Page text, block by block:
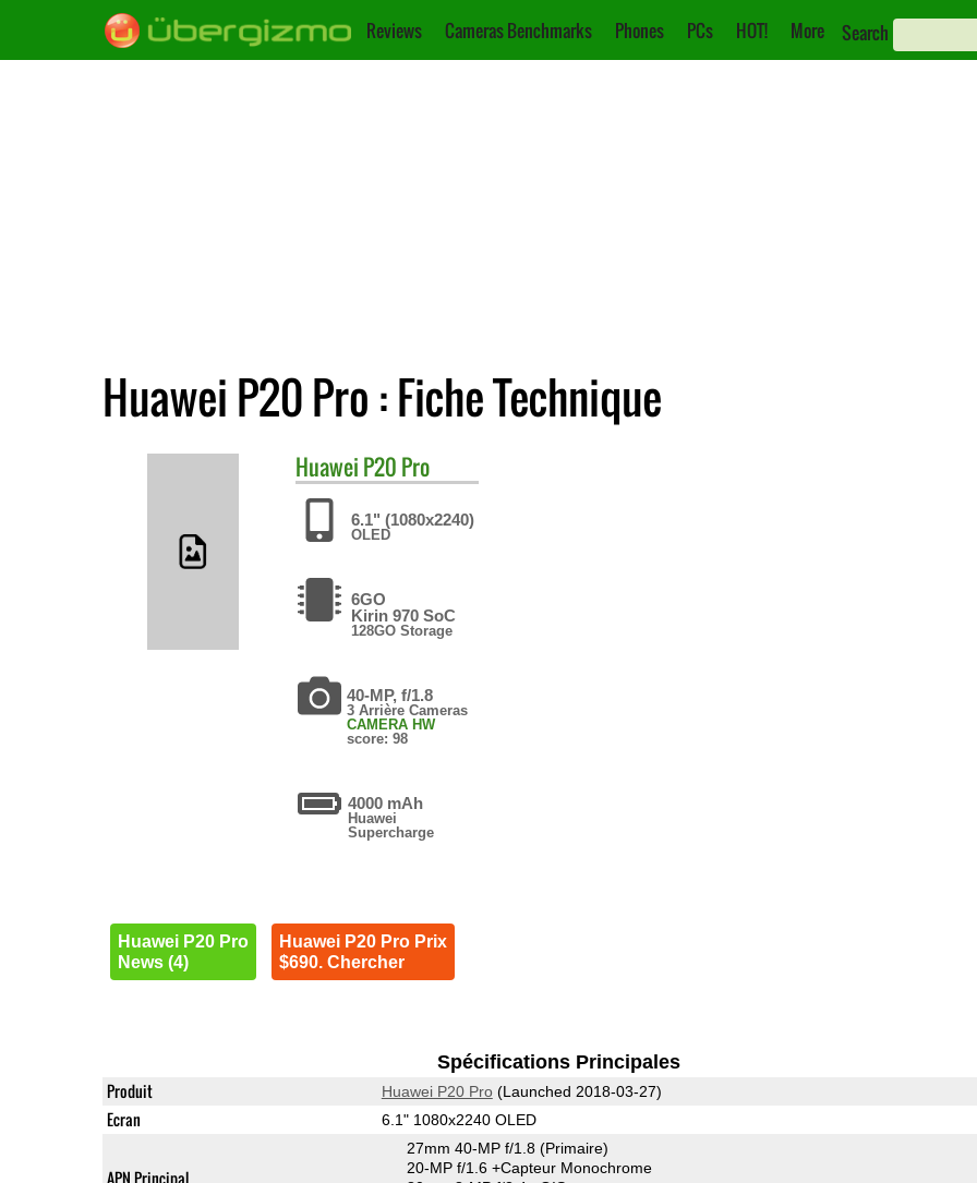
Reviews Cameras Benchmarks Phones PCs HOT! More Search
Huawei P20 Pro : Fiche Technique
Huawei P20 Pro
6.1" (1080x2240)
OLED
6GO
Kirin 970 SoC
128GO Storage
40-MP, f/1.8
3 Arrière Cameras
CAMERA HW
score: 98
4000 mAh
Huawei
Supercharge
Huawei P20 Pro
News (4)
Huawei P20 Pro Prix
$690. Chercher
Spécifications Principales
Produit Huawei P20 Pro(Launched 2018-03-27)
Ecran 6.1" 1080x2240 OLED
APN Principal
27mm 40-MP f/1.8 (Primaire)
20-MP f/1.6 +Capteur Monochrome